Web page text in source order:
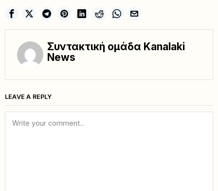
Συντακτική ομάδα Kanalaki
News
LEAVE A REPLY